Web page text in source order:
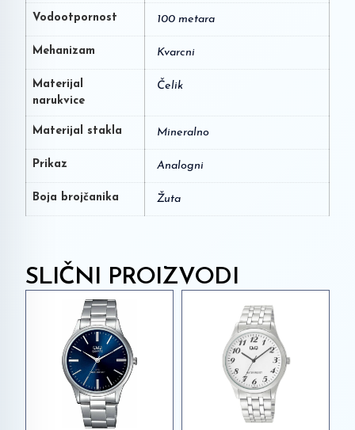
Vodootpornost 100 metara
Mehanizam Kvarcni
Materijal
narukvice
Čelik
Materijal stakla Mineralno
Prikaz Analogni
Boja brojčanika Žuta
SLIČNI PROIZVODI